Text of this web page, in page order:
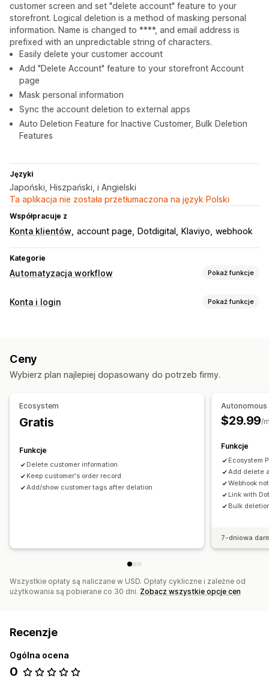
customer screen and set "delete account" feature to your
storefront. Logical deletion is a method of masking personal
information. Name is changed to ****, and email address is
prefixed with an unpredictable string of characters.
Easily delete your customer account
Add "Delete Account" feature to your storefront Account
page
Mask personal information
Sync the account deletion to external apps
Auto Deletion Feature for Inactive Customer, Bulk Deletion
Features
Języki
Japoński, Hiszpański, i Angielski
Ta aplikacja nie została przetłumaczona na język Polski
Współpracuje z
Konta klientów account page Dotdigital Klaviyo webhook
Kategorie
Automatyzacja workflow Pokaż funkcje
Zadania automatyzacji
API Automatyczna synchronizacja danych
Konta i login Pokaż funkcje
Ceny
Wybierz plan najlepiej dopasowany do potrzeb firmy.
Ecosystem
Gratis
Funkcje
Delete customer information
Keep customer's order record
Add/show customer tags after delation
Autonomous
$29.99/
Funkcje
Ecosystem
Add delete
Webhook
Link with
Bulk
7-dniowa
Wszystkie opłaty są naliczane w USD. Opłaty cykliczne i zależne od
użytkowania są pobierane co 30 dni. Zobacz wszystkie opcje cen
Recenzje
Ogólna ocena
0